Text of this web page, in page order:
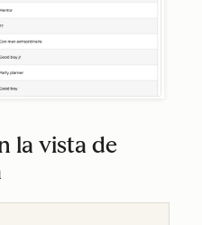
la vista de